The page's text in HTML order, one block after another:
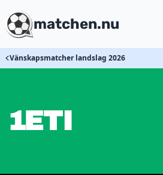
matchen.nu
Vänskapsmatcher landslag 2026
1ETI